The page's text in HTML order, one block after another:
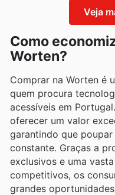
Veja
Como
Worten?
Comprar na Worten é
quem procura
acessíveis em
oferecer um valor
garantindo que
constante. Graças a
exclusivos e uma
competitivos, os
grandes